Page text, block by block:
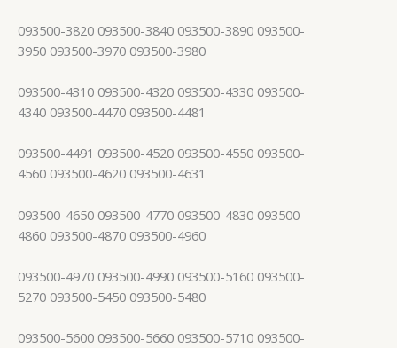
093500-3820 093500-3840 093500-3890 093500-
3950 093500-3970 093500-3980
093500-4310 093500-4320 093500-4330 093500-
4340 093500-4470 093500-4481
093500-4491 093500-4520 093500-4550 093500-
4560 093500-4620 093500-4631
093500-4650 093500-4770 093500-4830 093500-
4860 093500-4870 093500-4960
093500-4970 093500-4990 093500-5160 093500-
5270 093500-5450 093500-5480
093500-5600 093500-5660 093500-5710 093500-